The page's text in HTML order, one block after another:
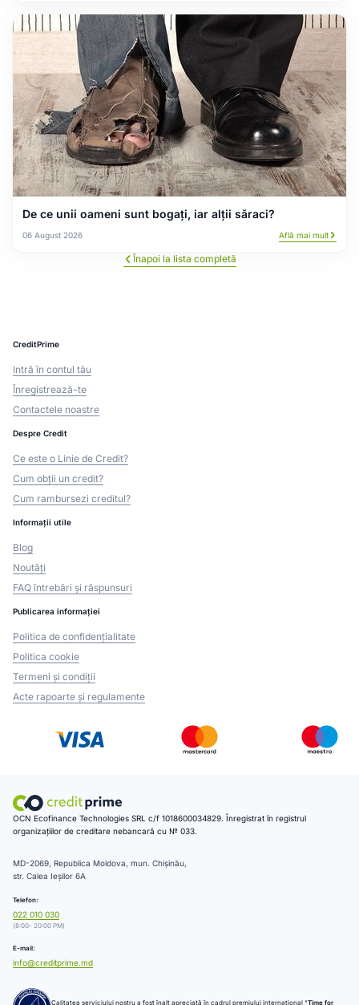
De ce unii oameni sunt bogați, iar alții săraci?
06 August 2026 Află mai mult
Înapoi la lista completă
CreditPrime
Intră în contul tău
Înregistrează-te
Contactele noastre
Despre Credit
Ce este o Linie de Credit?
Cum obții un credit?
Cum rambursezi creditul?
Informații utile
Blog
Noutăți
FAQ întrebări și răspunsuri
Publicarea informației
Politica de confidențialitate
Politica cookie
Termeni și condiții
Acte rapoarte și regulamente
OCN Ecofinance Technologies SRL c/f 1018600034829. Înregistrat în registrul
organizațiilor de creditare nebancară cu № 033.
MD-2069, Republica Moldova, mun. Chișinău,
str. Calea Ieșilor 6A
Telefon:
022 010 030
(8:00- 20:00 PM)
E-mail:
info@creditprime.md
Calitatea serviciului nostru a fost înalt apreciată în cadrul premiului internațional “Time for